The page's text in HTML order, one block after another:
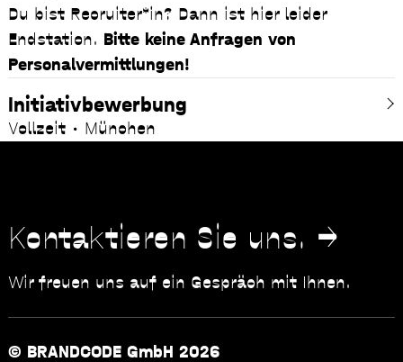
Du bist Recruiter*in? Dann ist hier leider
Endstation. Bitte keine Anfragen von
Personalvermittlungen!
Initiativbewerbung
Vollzeit München
Kontaktieren Sie uns.
Wir freuen uns auf ein Gespräch mit Ihnen.
© BRANDCODE GmbH 2026